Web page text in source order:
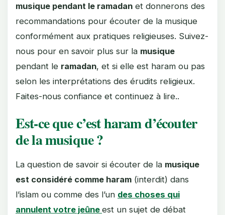
musique pendant le ramadan et donnerons des
recommandations pour écouter de la musique
conformément aux pratiques religieuses. Suivez-
nous pour en savoir plus sur la musique
pendant le ramadan, et si elle est haram ou pas
selon les interprétations des érudits religieux.
Faites-nous confiance et continuez à lire..
Est-ce que c’est haram d’écouter
de la musique ?
La question de savoir si écouter de la musique
est considéré comme haram (interdit) dans
l’islam ou comme des l’un des choses qui
annulent votre jeûne est un sujet de débat